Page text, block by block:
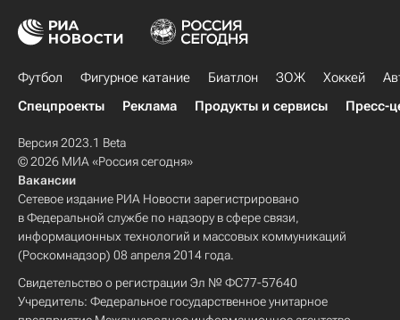
Футбол Фигурное катание Биатлон ЗОЖ Хоккей
Спецпроекты
Реклама Продукты и сервисы Пресс-
Версия 2023.1 Beta
© 2026 МИА «Россия сегодня»
Вакансии
Сетевое издание РИА Новости зарегистрировано
в Федеральной службе по надзору в сфере связи,
информационных технологий и массовых коммуникаций
(Роскомнадзор) 08 апреля 2014 года.
Свидетельство о регистрации Эл № ФС77-57640
Учредитель: Федеральное государственное унитарное